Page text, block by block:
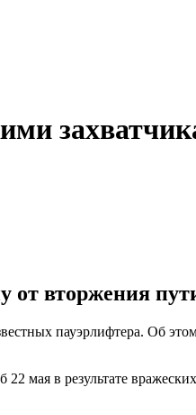
от вторжения
пауэрлифтера. Об
мая в результате